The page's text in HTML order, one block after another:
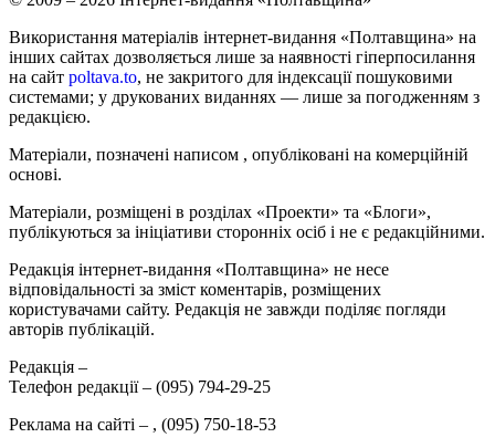
Використання матеріалів інтернет-видання «Полтавщина» на
інших сайтах дозволяється лише за наявності гіперпосилання
на сайт poltava.to, не закритого для індексації пошуковими
системами; у друкованих виданнях — лише за погодженням з
редакцією.
Матеріали, позначені написом , опубліковані на комерційній
основі.
Матеріали, розміщені в розділах «Проекти» та «Блоги»,
публікуються за ініціативи сторонніх осіб і не є редакційними.
Редакція інтернет-видання «Полтавщина» не несе
відповідальності за зміст коментарів, розміщених
користувачами сайту. Редакція не завжди поділяє погляди
авторів публікацій.
Редакція –
Телефон редакції – (095) 794-29-25
Реклама на сайті – , (095) 750-18-53